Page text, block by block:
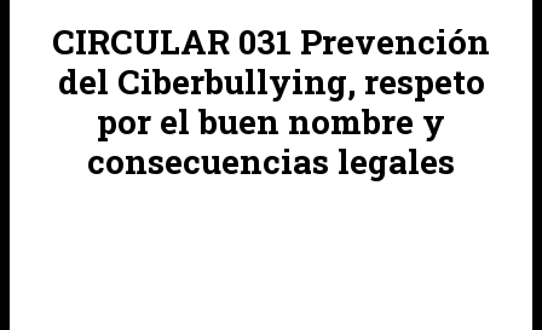
CIRCULAR 031 Prevención
del Ciberbullying, respeto
por el buen nombre y
consecuencias legales